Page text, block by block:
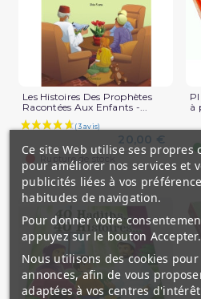
(1 avis)
Les Histoires Des Prophètes
Racontées Aux Enfants -...
20,00 €
Rupture de stock
à
Ce site Web utilise ses propres
pour améliorer nos services et
publicités liées à vos
habitudes de navigation.
Pour donner votre
appuyez sur le bouton Accepter.
Nous utilisons des cookies
annonces, afin de vous
adaptées à vos centres